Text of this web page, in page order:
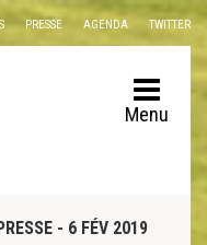
PRESSE AGENDA TWITTER
Menu
- 6 FÉV 2019